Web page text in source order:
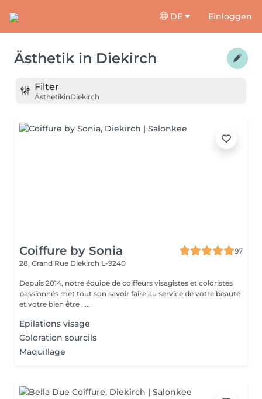
DE Einloggen
Ästhetik in Diekirch
Filter
ÄsthetikinDiekirch
Coiffure by Sonia
97
28, Grand Rue Diekirch L-9240
Depuis 2014, notre équipe de coiffeurs visagistes et coloristes
passionnés met tout son savoir faire au service de votre beauté
et votre bien être . ...
Epilations visage
Coloration sourcils
Maquillage